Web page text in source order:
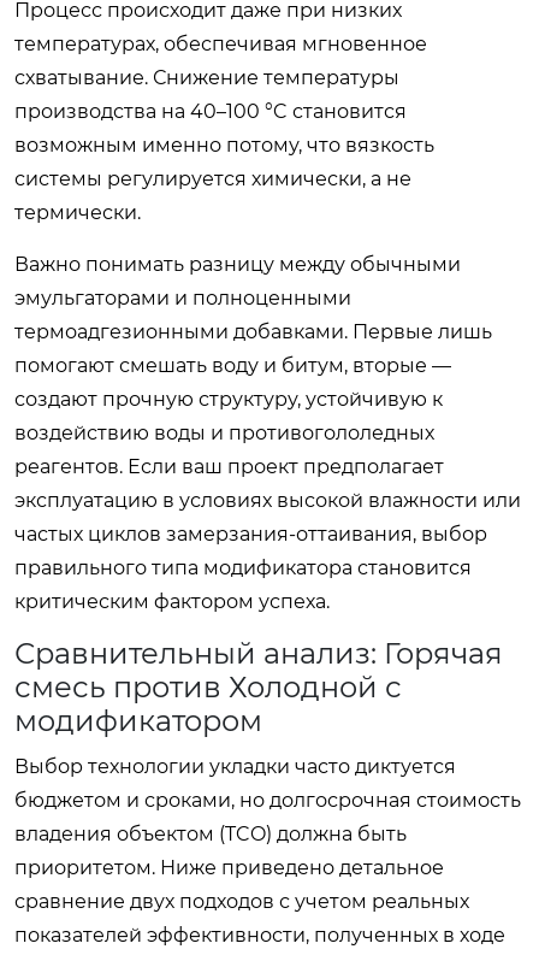
Процесс происходит даже при низких
температурах, обеспечивая мгновенное
схватывание. Снижение температуры
производства на 40–100 °C становится
возможным именно потому, что вязкость
системы регулируется химически, а не
термически.
Важно понимать разницу между обычными
эмульгаторами и полноценными
термоадгезионными добавками. Первые лишь
помогают смешать воду и битум, вторые —
создают прочную структуру, устойчивую к
воздействию воды и противогололедных
реагентов. Если ваш проект предполагает
эксплуатацию в условиях высокой влажности или
частых циклов замерзания-оттаивания, выбор
правильного типа модификатора становится
критическим фактором успеха.
Сравнительный анализ: Горячая
смесь против Холодной с
модификатором
Выбор технологии укладки часто диктуется
бюджетом и сроками, но долгосрочная стоимость
владения объектом (TCO) должна быть
приоритетом. Ниже приведено детальное
сравнение двух подходов с учетом реальных
показателей эффективности, полученных в ходе